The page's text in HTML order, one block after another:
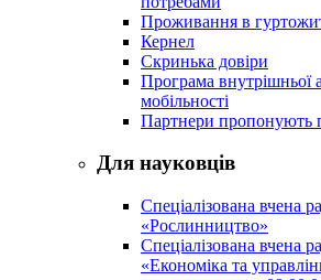
Проживання в
Кернел
Скринька довіри
Програма внутрішньої
мобільності
Партнери пропонують
Для науковців
Спеціалізована вчена
«Рослинництво»
Спеціалізована вчена
«Економіка та